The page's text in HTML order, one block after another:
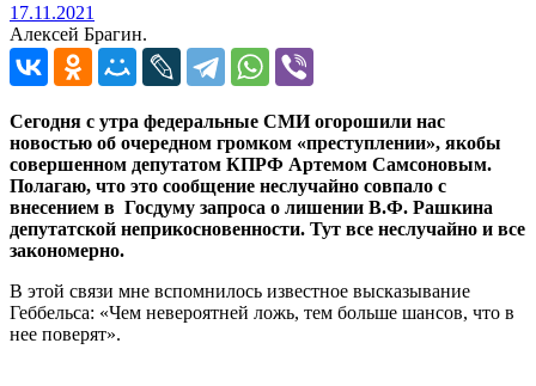
17.11.2021
Алексей Брагин.
Сегодня с утра федеральные СМИ огорошили нас
новостью об очередном громком «преступлении», якобы
совершенном депутатом КПРФ Артемом Самсоновым.
Полагаю, что это сообщение неслучайно совпало с
внесением в Госдуму запроса о лишении В.Ф. Рашкина
депутатской неприкосновенности. Тут все неслучайно и все
закономерно.
В этой связи мне вспомнилось известное высказывание
Геббельса: «Чем невероятней ложь, тем больше шансов, что в
нее поверят».